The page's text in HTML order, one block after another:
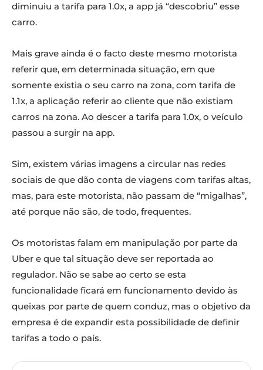
diminuiu a tarifa para 1.0x, a app já “descobriu” esse
carro.
Mais grave ainda é o facto deste mesmo motorista
referir que, em determinada situação, em que
somente existia o seu carro na zona, com tarifa de
1.1x, a aplicação referir ao cliente que não existiam
carros na zona. Ao descer a tarifa para 1.0x, o veículo
passou a surgir na app.
Sim, existem várias imagens a circular nas redes
sociais de que dão conta de viagens com tarifas altas,
mas, para este motorista, não passam de “migalhas”,
até porque não são, de todo, frequentes.
Os motoristas falam em manipulação por parte da
Uber e que tal situação deve ser reportada ao
regulador. Não se sabe ao certo se esta
funcionalidade ficará em funcionamento devido às
queixas por parte de quem conduz, mas o objetivo da
empresa é de expandir esta possibilidade de definir
tarifas a todo o país.